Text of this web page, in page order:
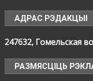
АДРАС РЭДАКЦЫІ
247632, Гомельская
РАЗМЯСЦІЦЬ